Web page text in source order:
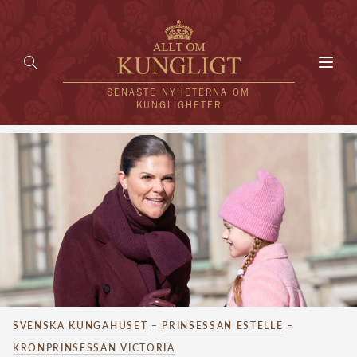
SENASTE NYHETERNA OM
KUNGLIGHETER
HEM
KUNGAFAMILJEN
UTLÄNDSKT
KÄNDISAR
VÄRLDENS KUNGAHUS
Svenska kungahuset
Brittiska kungahuset
REDAKTION
SVENSKA KUNGAHUSET – PRINSESSAN ESTELLE –
KRONPRINSESSAN VICTORIA